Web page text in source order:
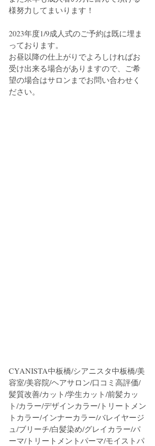
様努力してまいります！
2023年度1/9成人式のご予約は既に埋ま
っております。
お昼以降の仕上がりでよろしければお
受け出来る場合がありますので、ご希
望の場合はサロンまでお問い合わせく
ださい。
CYANISTA中板橋/シアニスタ中板橋/美
容室/美容院/ヘアサロン/口コミ高評価/
髪質改善/カット/学生カット/前髪カッ
ト/カラー/デザインカラー/トリートメン
トカラー/インナーカラー/バレイヤージ
ュ/ブリーチ/白髪染め/グレイカラー/パ
ーマ/トリートメントパーマ/モイストパ